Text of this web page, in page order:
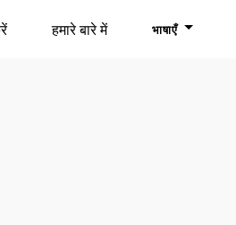
हमारे बारे में भाषाएँ